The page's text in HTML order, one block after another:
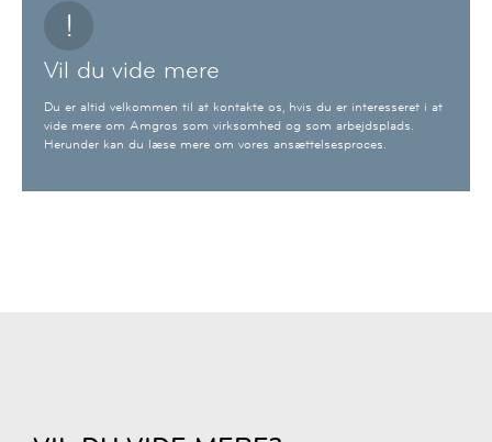
!
Vil du vide mere
Du er altid velkommen til at kontakte os, hvis du er interesseret i at
vide mere om Amgros som virksomhed og som arbejdsplads.
Herunder kan du læse mere om vores ansættelsesproces.